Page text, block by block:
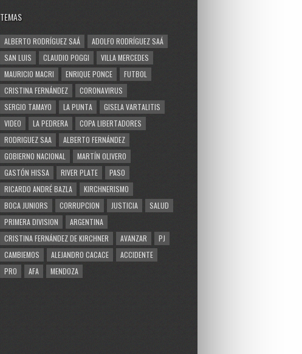
TEMAS
ALBERTO RODRÍGUEZ SAÁ
ADOLFO RODRÍGUEZ SAÁ
SAN LUIS
CLAUDIO POGGI
VILLA MERCEDES
MAURICIO MACRI
ENRIQUE PONCE
FUTBOL
CRISTINA FERNÁNDEZ
CORONAVIRUS
SERGIO TAMAYO
LA PUNTA
GISELA VARTALITIS
VIDEO
LA PEDRERA
COPA LIBERTADORES
RODRIGUEZ SAA
ALBERTO FERNÁNDEZ
GOBIERNO NACIONAL
MARTÍN OLIVERO
GASTÓN HISSA
RIVER PLATE
PASO
RICARDO ANDRÉ BAZLA
KIRCHNERISMO
BOCA JUNIORS
CORRUPCION JUSTICIA
SALUD
PRIMERA DIVISION
ARGENTINA
CRISTINA FERNÁNDEZ DE KIRCHNER
AVANZAR
PJ
CAMBIEMOS
ALEJANDRO CACACE
ACCIDENTE
PRO
AFA MENDOZA